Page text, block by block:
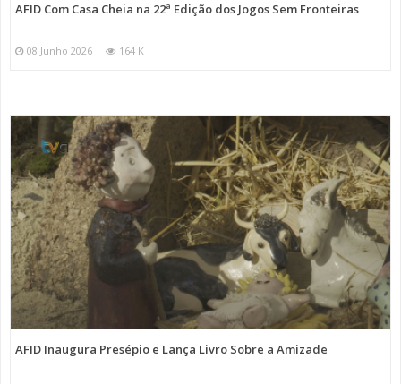
AFID Com Casa Cheia na 22ª Edição dos Jogos Sem Fronteiras
08 Junho 2026 164 K
AFID Inaugura Presépio e Lança Livro Sobre a Amizade